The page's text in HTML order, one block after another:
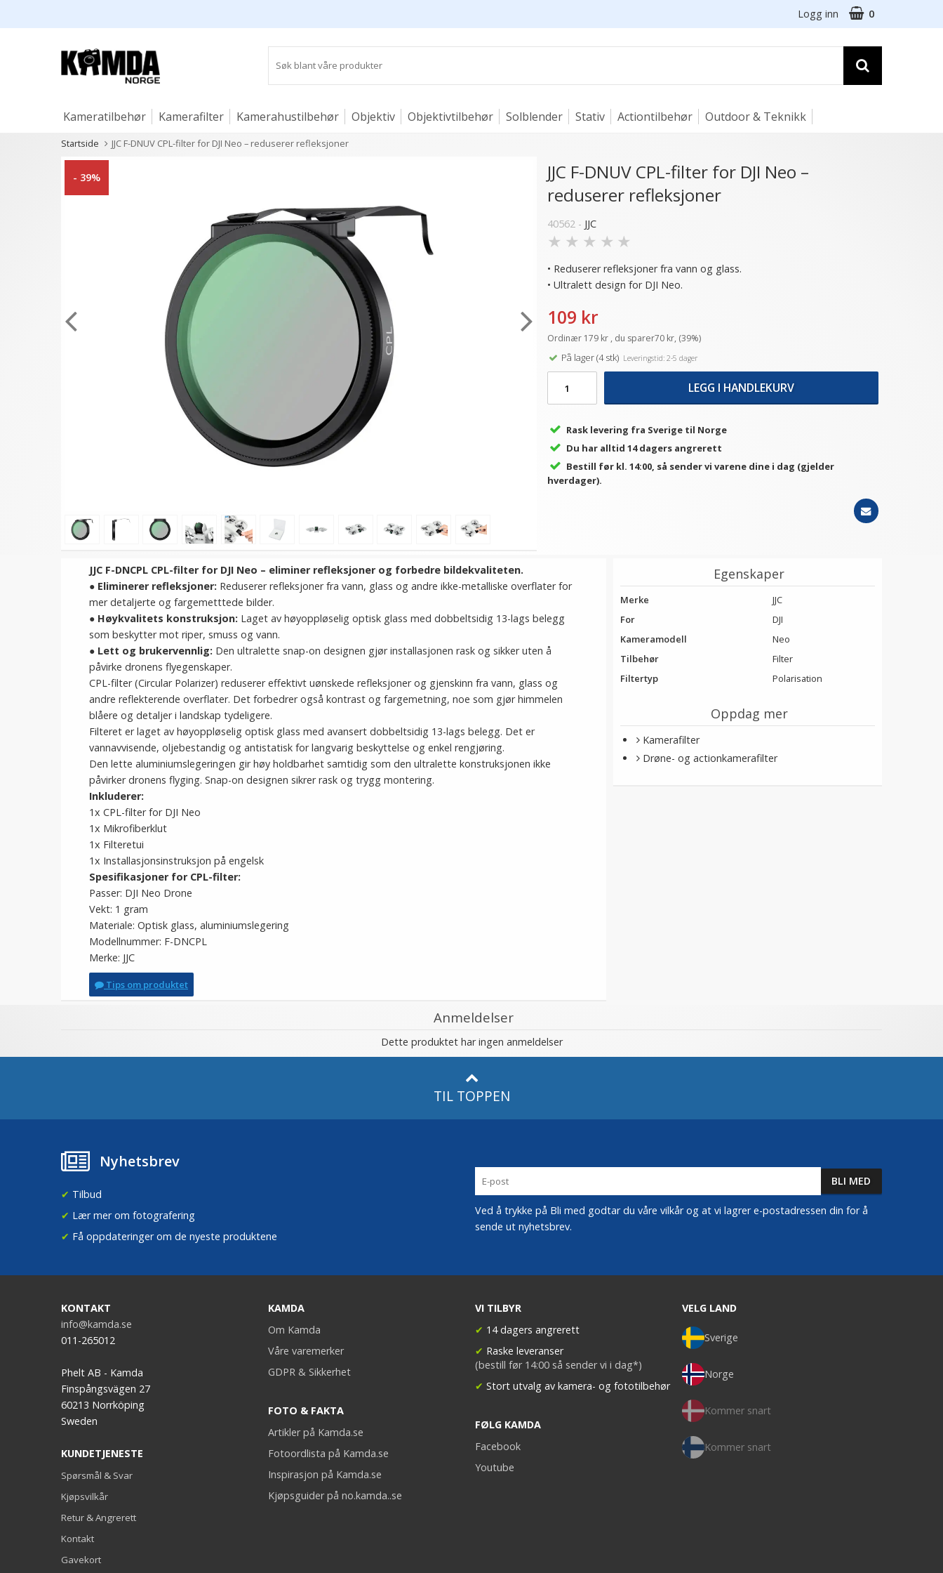
Logg inn 0
Kameratilbehør Kamerafilter Kamerahustilbehør Objektiv Objektivtilbehør Solblender Stativ Actiontilbehør Outdoor & Teknikk
Studio og lys
Startside JJC F-DNUV CPL-filter for DJI Neo – reduserer refleksjoner
- 39%
JJC F-DNUV CPL-filter for DJI Neo –
reduserer refleksjoner
40562 - JJC
★ ★ ★ ★ ★
• Reduserer refleksjoner fra vann og glass.
• Ultralett design for DJI Neo.
109 kr
Ordinær 179 kr , du sparer70 kr, (39%)
På lager (4 stk)Leveringstid: 2-5 dager
LEGG I HANDLEKURV
Rask levering fra Sverige til Norge
Du har alltid 14 dagers angrerett
Bestill før kl. 14:00, så sender vi varene dine i dag (gjelder
hverdager).
JJC F-DNCPL CPL-filter for DJI Neo – eliminer refleksjoner og forbedre bildekvaliteten.
● Eliminerer refleksjoner: Reduserer refleksjoner fra vann, glass og andre ikke-metalliske overflater for
mer detaljerte og fargemetttede bilder.
● Høykvalitets konstruksjon: Laget av høyoppløselig optisk glass med dobbeltsidig 13-lags belegg
som beskytter mot riper, smuss og vann.
● Lett og brukervennlig: Den ultralette snap-on designen gjør installasjonen rask og sikker uten å
påvirke dronens flyegenskaper.
CPL-filter (Circular Polarizer) reduserer effektivt uønskede refleksjoner og gjenskinn fra vann, glass og
andre reflekterende overflater. Det forbedrer også kontrast og fargemetning, noe som gjør himmelen
blåere og detaljer i landskap tydeligere.
Filteret er laget av høyoppløselig optisk glass med avansert dobbeltsidig 13-lags belegg. Det er
vannavvisende, oljebestandig og antistatisk for langvarig beskyttelse og enkel rengjøring.
Den lette aluminiumslegeringen gir høy holdbarhet samtidig som den ultralette konstruksjonen ikke
påvirker dronens flyging. Snap-on designen sikrer rask og trygg montering.
Inkluderer:
1x CPL-filter for DJI Neo
1x Mikrofiberklut
1x Filteretui
1x Installasjonsinstruksjon på engelsk
Spesifikasjoner for CPL-filter:
Passer: DJI Neo Drone
Vekt: 1 gram
Materiale: Optisk glass, aluminiumslegering
Modellnummer: F-DNCPL
Merke: JJC
Tips om produktet
Egenskaper
Merke
JJC
For
DJI
Kameramodell
Neo
Tilbehør
Filter
Filtertyp
Polarisation
Oppdag mer
Kamerafilter
Drøne- og actionkamerafilter
Anmeldelser
Dette produktet har ingen anmeldelser
TIL TOPPEN
Nyhetsbrev
✔ Tilbud
✔ Lær mer om fotografering
✔ Få oppdateringer om de nyeste produktene
Ved å trykke på Bli med godtar du våre vilkår og at vi lagrer e-postadressen din for å
sende ut nyhetsbrev.
KONTAKT
info@kamda.se
011-265012
Phelt AB - Kamda
Finspångsvägen 27
60213 Norrköping
Sweden
KUNDETJENESTE
Spørsmål & Svar
Kjøpsvilkår
Retur & Angrerett
Kontakt
Gavekort
KAMDA
Om Kamda
Våre varemerker
GDPR & Sikkerhet
FOTO & FAKTA
Artikler på Kamda.se
Fotoordlista på Kamda.se
Inspirasjon på Kamda.se
Kjøpsguider på no.kamda..se
VI TILBYR
✔ 14 dagers angrerett
✔ Raske leveranser
(bestill før 14:00 så sender vi i dag*)
✔ Stort utvalg av kamera- og fototilbehør
FØLG KAMDA
Facebook
Youtube
VELG LAND
Sverige
Norge
Kommer snart
Kommer snart